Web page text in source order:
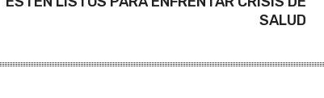
SALUD